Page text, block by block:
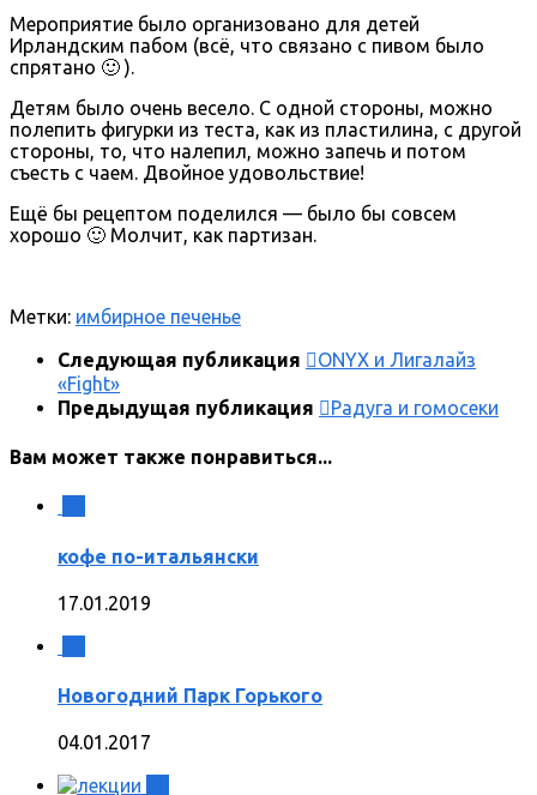
Мероприятие было организовано для детей
Ирландским пабом (всё, что связано с пивом было
спрятано 🙂 ).
Детям было очень весело. С одной стороны, можно
полепить фигурки из теста, как из пластилина, с другой
стороны, то, что налепил, можно запечь и потом
съесть с чаем. Двойное удовольствие!
Ещё бы рецептом поделился — было бы совсем
хорошо 🙂 Молчит, как партизан.
Метки: имбирное печенье
Следующая публикация
ONYX и Лигалайз
«Fight»
Предыдущая публикация
Радуга и гомосеки
Вам может также понравиться...
кофе по-итальянски
17.01.2019
Новогодний Парк Горького
04.01.2017